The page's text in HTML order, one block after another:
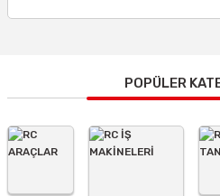
Görüş ve önerileriniz için
Ürün resmi kalitesiz, bozuk
Ürün açıklamasında eksik
POPÜLER